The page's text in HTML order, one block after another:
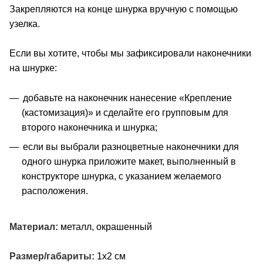
Закрепляются на конце шнурка вручную с помощью
узелка.
Если вы хотите, чтобы мы зафиксировали наконечники
на шнурке:
добавьте на наконечник нанесение «Крепление
(кастомизация)» и сделайте его групповым для
второго наконечника и шнурка;
если вы выбрали разноцветные наконечники для
одного шнурка приложите макет, выполненный в
конструкторе шнурка, с указанием желаемого
расположения.
Материал: металл, окрашенный
Размер/габариты: 1х2 см